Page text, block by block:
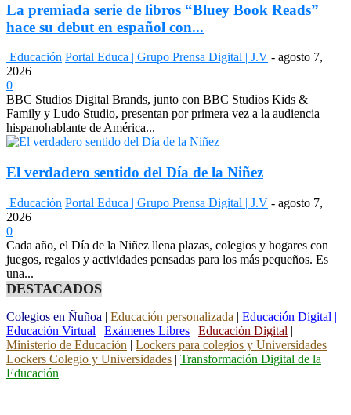
La premiada serie de libros “Bluey Book Reads”
hace su debut en español con...
Educación Portal Educa | Grupo Prensa Digital | J.V - agosto 7,
2026
0
BBC Studios Digital Brands, junto con BBC Studios Kids &
Family y Ludo Studio, presentan por primera vez a la audiencia
hispanohablante de América...
El verdadero sentido del Día de la Niñez
Educación Portal Educa | Grupo Prensa Digital | J.V - agosto 7,
2026
0
Cada año, el Día de la Niñez llena plazas, colegios y hogares con
juegos, regalos y actividades pensadas para los más pequeños. Es
una...
DESTACADOS
Colegios en Ñuñoa | Educación personalizada | Educación Digital |
Educación Virtual | Exámenes Libres | Educación Digital |
Ministerio de Educación | Lockers para colegios y Universidades |
Lockers Colegio y Universidades | Transformación Digital de la
Educación |